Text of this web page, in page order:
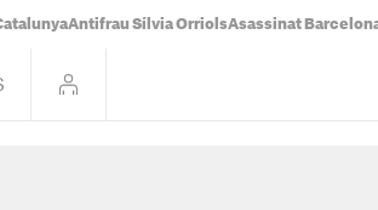
Antifrau Sílvia OrriolsAsassinat